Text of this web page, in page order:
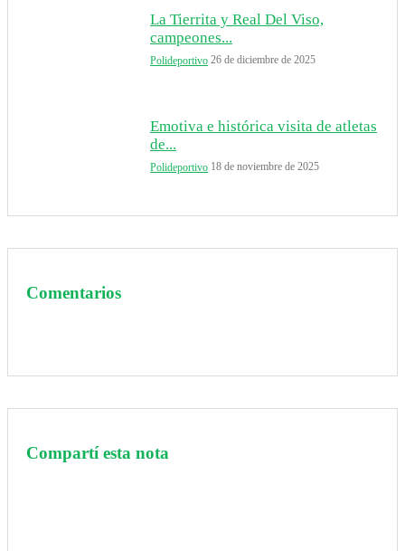
La Tierrita y Real Del Viso,
campeones...
Polideportivo 26 de diciembre de 2025
Emotiva e histórica visita de atletas
de...
Polideportivo 18 de noviembre de 2025
Comentarios
Compartí esta nota